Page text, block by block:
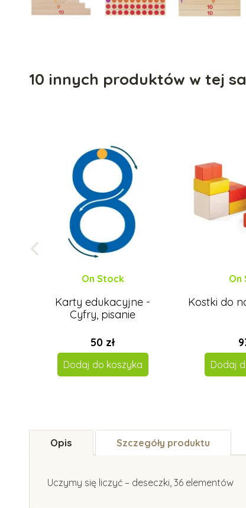
10 innych produktów w tej
On Stock
Karty edukacyjne -
Cyfry, pisanie
50 zł
Dodaj do koszyka
On
Kostki do
Dodaj
Opis Szczegóły produktu
Uczymy się liczyć – deseczki, 36 elementów